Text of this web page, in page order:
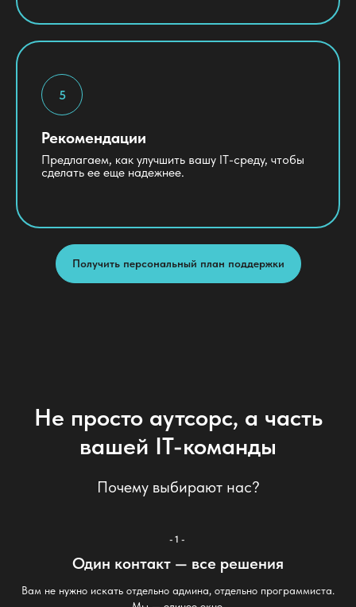
Рекомендации
Предлагаем, как улучшить вашу IT-среду, чтобы
сделать ее еще надежнее.
Получить персональный план поддержки
Не просто аутсорс, а часть
вашей IT-команды
Почему выбирают нас?
-1-
Один контакт — все решения
Вам не нужно искать отдельно админа, отдельно программиста.